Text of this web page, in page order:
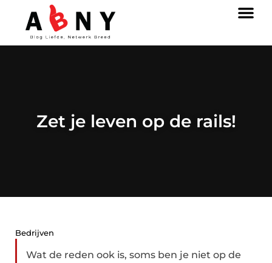
Zet je leven op de rails!
Bedrijven
Wat de reden ook is, soms ben je niet op de